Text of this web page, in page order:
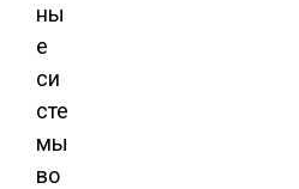
ны
е
си
сте
мы
во